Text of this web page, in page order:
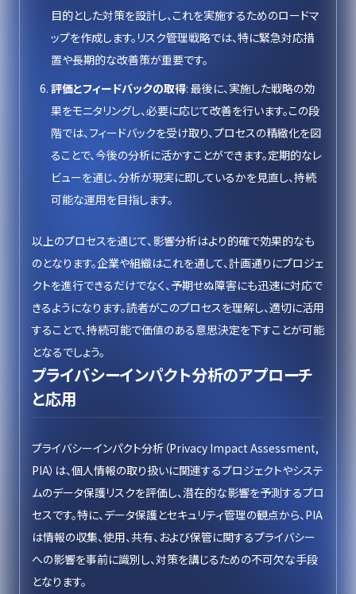
目的とした対策を設計し、これを実施するためのロードマ
ップを作成します。リスク管理戦略では、特に緊急対応措
置や長期的な改善策が重要です。
評価とフィードバックの取得: 最後に、実施した戦略の効
果をモニタリングし、必要に応じて改善を行います。この段
階では、フィードバックを受け取り、プロセスの精緻化を図
ることで、今後の分析に活かすことができます。定期的なレ
ビューを通じ、分析が現実に即しているかを見直し、持続
可能な運用を目指します。
以上のプロセスを通じて、影響分析はより的確で効果的なも
のとなります。企業や組織はこれを通して、計画通りにプロジェ
クトを進行できるだけでなく、予期せぬ障害にも迅速に対応で
きるようになります。読者がこのプロセスを理解し、適切に活用
することで、持続可能で価値のある意思決定を下すことが可能
となるでしょう。
プライバシーインパクト分析のアプローチ
と応用
プライバシーインパクト分析（Privacy Impact Assessment,
PIA）は、個人情報の取り扱いに関連するプロジェクトやシステ
ムのデータ保護リスクを評価し、潜在的な影響を予測するプロ
セスです。特に、データ保護とセキュリティ管理の観点から、PIA
は情報の収集、使用、共有、および保管に関するプライバシー
への影響を事前に識別し、対策を講じるための不可欠な手段
となります。